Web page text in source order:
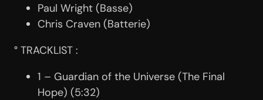
Paul Wright (Basse)
Chris Craven (Batterie)
° TRACKLIST :
1 – Guardian of the Universe (The Final
Hope) (5:32)